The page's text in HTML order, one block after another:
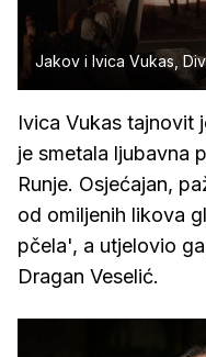
Jakov i Ivica Vukas,
Ivica Vukas tajnovit
je smetala ljubavna
Runje. Osjećajan,
od omiljenih likova
pčela', a utjelovio
Dragan Veselić.